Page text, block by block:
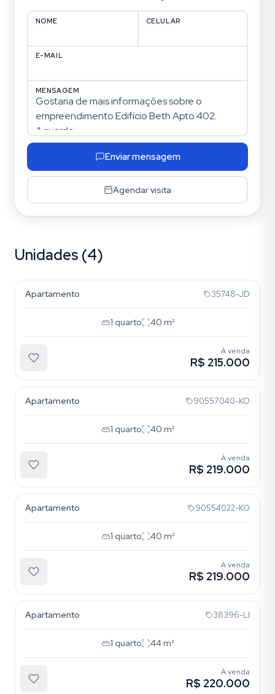
NOME CELULAR
E-MAIL
MENSAGEM
Enviar mensagem
Agendar visita
Unidades (4)
Menino Deus
Apartamento 35748-JD
1 quarto 40 m²
À venda
R$ 215.000
Apartamento 90557040-KO
1 quarto 40 m²
À venda
R$ 219.000
Apartamento 90554022-KO
1 quarto 40 m²
À venda
R$ 219.000
Apartamento 38396-LI
1 quarto 44 m²
À venda
R$ 220.000